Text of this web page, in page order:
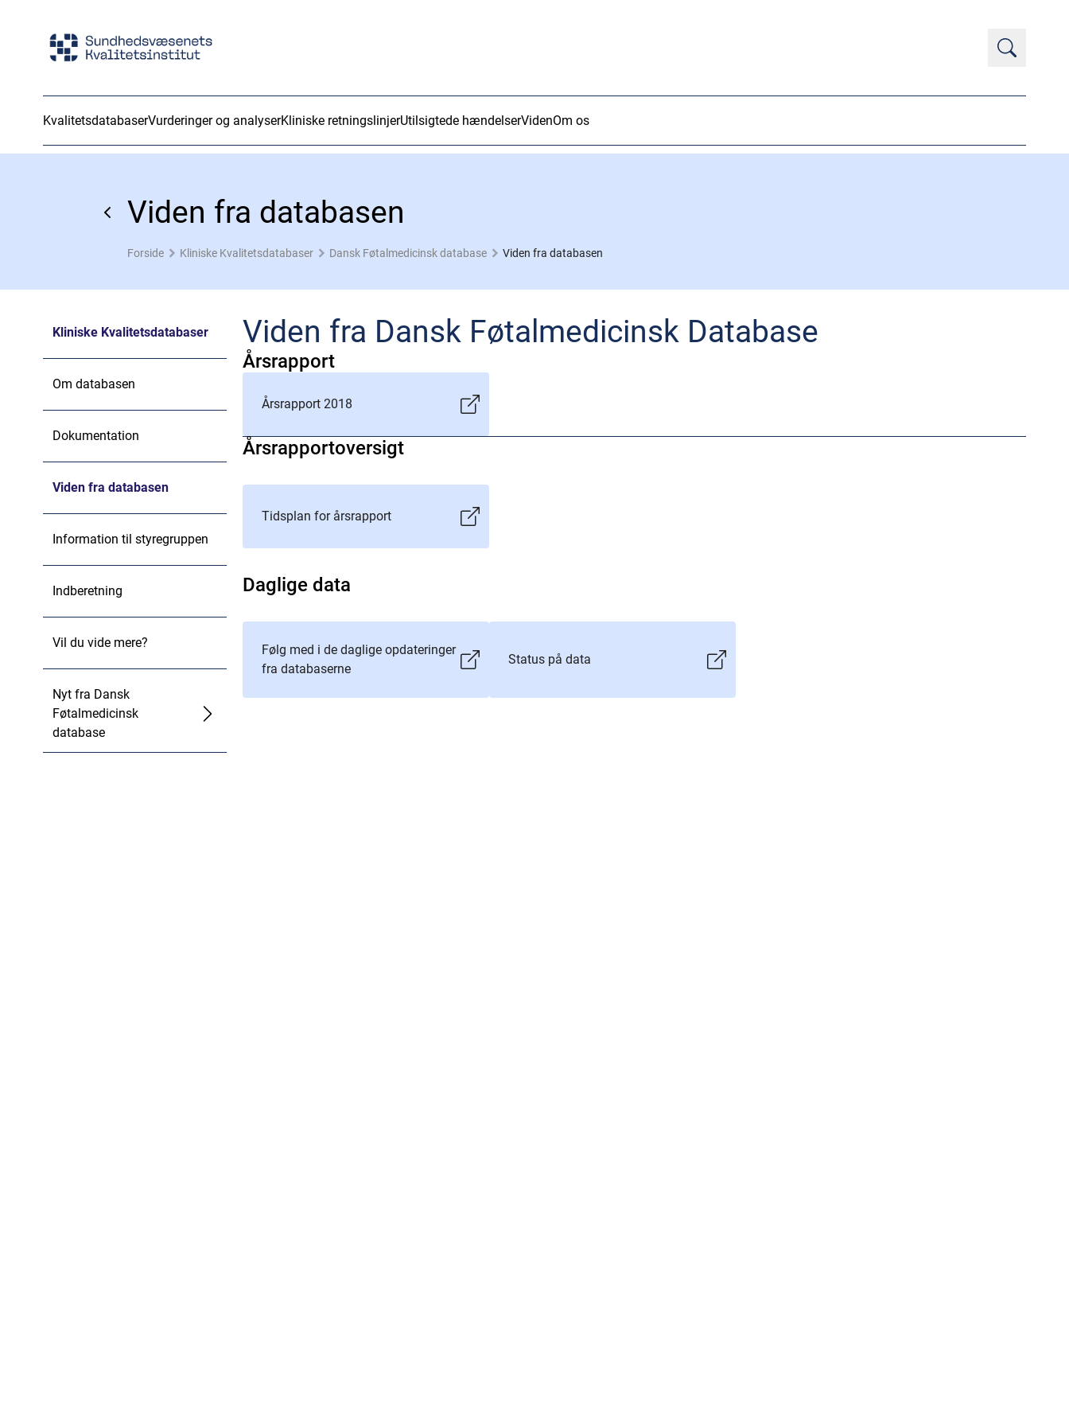
KvalitetsdatabaserVurderinger og analyserKliniske retningslinjerUtilsigtede hændelserVidenOm os
Viden fra databasen
Forside Kliniske Kvalitetsdatabaser Dansk Føtalmedicinsk database Viden fra databasen
Kliniske Kvalitetsdatabaser
Om databasen
Dokumentation
Viden fra databasen
Information til styregruppen
Indberetning
Vil du vide mere?
Nyt fra Dansk
Føtalmedicinsk
database
Viden fra Dansk Føtalmedicinsk Database
Årsrapport
Årsrapport 2018
Årsrapportoversigt
Tidsplan for årsrapport
Daglige data
Følg med i de daglige opdateringer
fra databaserne
Status på data